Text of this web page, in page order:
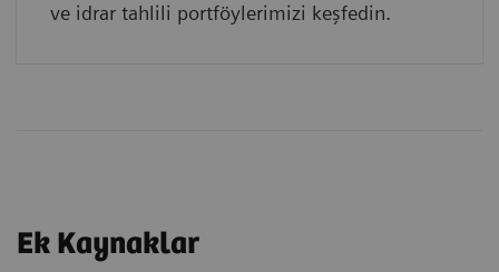
ve idrar tahlili portföylerimizi keşfedin.
Ek Kaynaklar